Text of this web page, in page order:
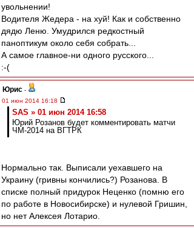
увольнении!
Водителя Жедера - на хуй! Как и собственно
дядю Леню. Умудрился редкостный
паноптикум около себя собрать...
А самое главное-ни одного русского...
:-(
Юрис -
01 июн 2014 16:18
SAS » 01 июн 2014 16:58
Юрий Розанов будет комментировать матчи
ЧМ-2014 на ВГТРК
Нормально так. Выписали уехавшего на
Украину (гривны кончились?) Розанова. В
списке полный придурок Неценко (помню его
по работе в Новосибирске) и нулевой Гришин,
но нет Алексея Лотарио.